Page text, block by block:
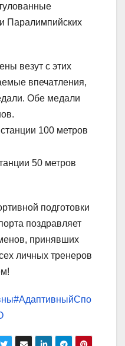
Паралимпийских
везут с этих
впечатления,
Обе медали
100 метров
50 метров
подготовки
поздравляет
принявших
личных тренеров
#АдаптивныйСпо